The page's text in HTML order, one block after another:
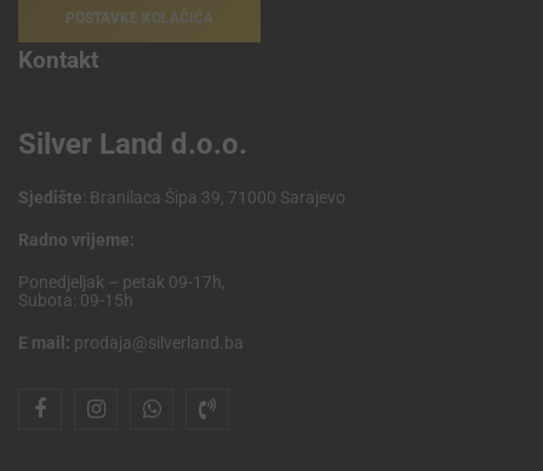
POSTAVKE KOLAČIĆA
Kontakt
Silver Land d.o.o.
Sjedište: Branilaca Šipa 39, 71000 Sarajevo
Radno vrijeme:
Ponedjeljak – petak 09-17h,
Subota: 09-15h
E mail: prodaja@silverland.ba